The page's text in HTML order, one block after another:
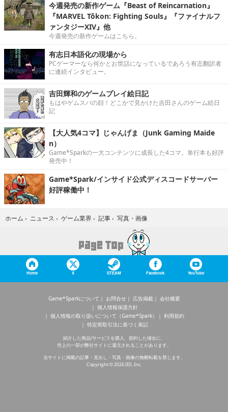
今週発売の新作ゲーム『Beast of Reincarnation』
『MARVEL Tōkon: Fighting Souls』『ファイナルフ
ァンタジーXIV』他
今週発売の新作ゲームはこちら。
有志日本語化の現場から
PCゲーマーなら何かとお世話になっているであろう有志翻訳者
に連続インタビュー。
吉田輝和のゲームプレイ絵日記
もはやゲムスパの顔！どこかで見かけた吉田さんのゲーム絵日
記
【大人気4コマ】じゃんげま（Junk Gaming Maide
n）
Game*Sparkの一大コンテンツに成長した4コマ。単行本も好評
発売中！
Game*Spark/インサイド公式ディスコードサーバー
好評稼働中！
ホーム › ニュース › ゲーム業界 › 記事 › 写真・画像
Home X STEAM Facebook YouTube
Game*Sparkについて お問合せ 広告掲載
会社概要
個人情報保護方針
個人情報の取り扱いについて（Game*Spark）
利用規約
特定商取引法に基づく表記
紹介した商品/サービスを購入、契約した場合に、
売上の一部が弊社サイトに還元されることがあります。
当サイトに掲載の記事・見出し・写真・画像の無断転載を禁じます。
Copyright © 2026 IID, Inc.